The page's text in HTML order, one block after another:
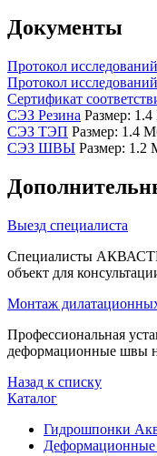
Документы
Протокол
Протокол
Сертификат
СЭЗ Резина Размер:
СЭЗ ТЭП Размер: 1.4
СЭЗ ШВЫ Размер: 1.2
Выезд специалиста
Специалисты
объект для
Монтаж
Профессиональная
деформационные швы
Назад к списку
Каталог
Гидрошпонки